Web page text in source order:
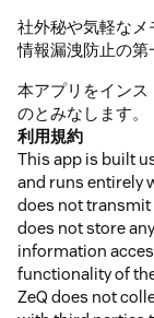
社外秘や気軽なメ
情報漏洩防止の第
本アプリをイン
のとみなします。
利用規約
This app is built
and runs entirely
does not transmit
does not store
information
functionality of
ZeQ does not